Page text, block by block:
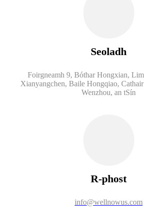
Seoladh
Foirgneamh 9, Bóthar Hongxian,
Xianyangchen, Baile Hongqiao,
Wenzhou, an tSín
R-phost
info@wellnowus.com